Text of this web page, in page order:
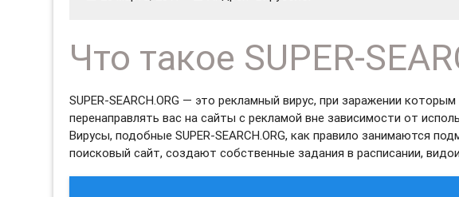
Что такое SUPER-
SUPER-SEARCH.ORG — это рекламный вирус, при заражении
перенаправлять вас на сайты с рекламой вне зависимости от
Вирусы, подобные SUPER-SEARCH.ORG, как правило занимаются
поисковый сайт, создают собственные задания в расписании,